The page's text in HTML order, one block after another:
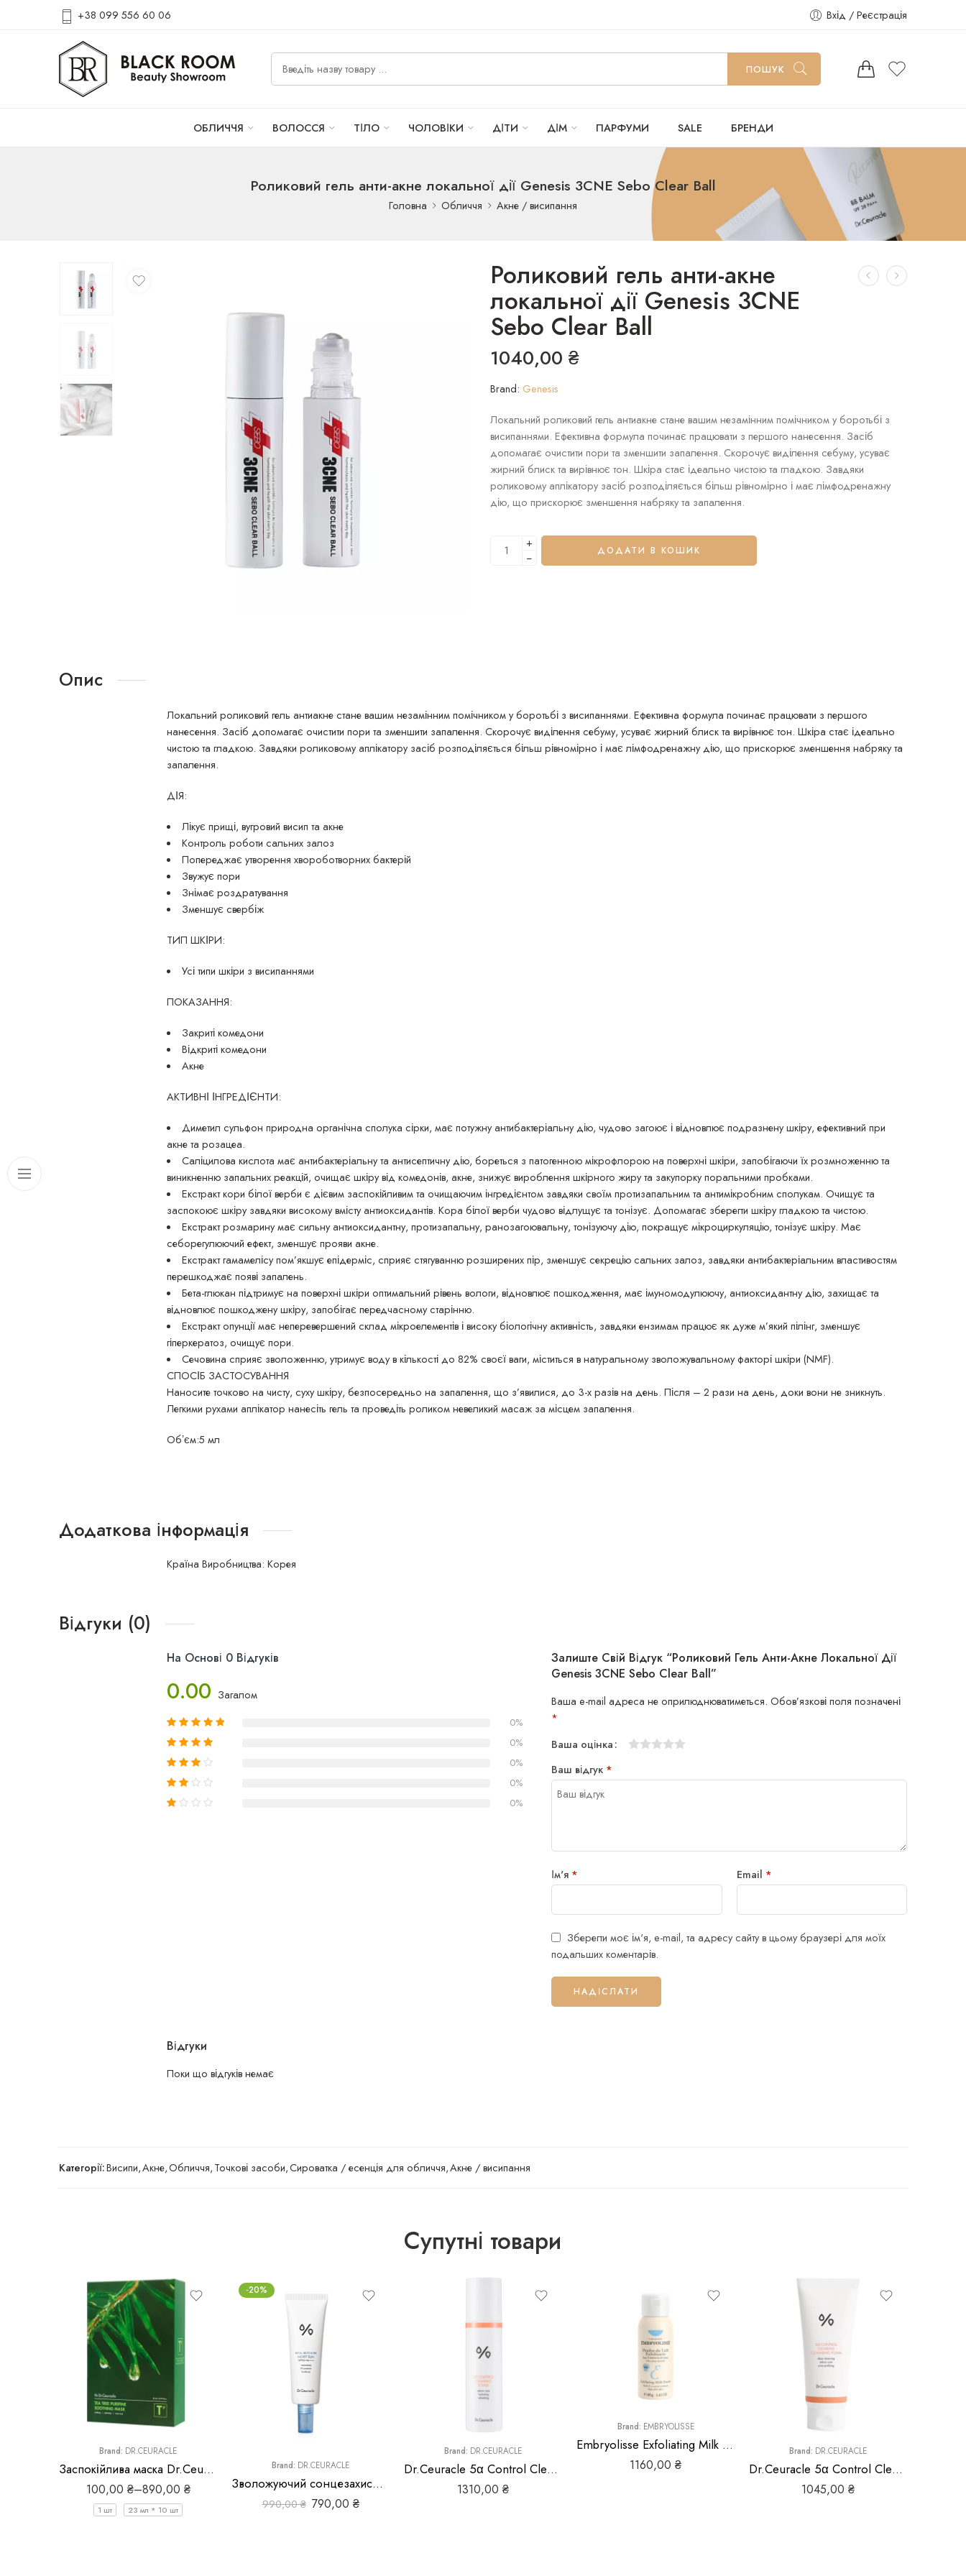
+38 099 556 60 06 Вхід / Реєстрація
ПОШУК
ОБЛИЧЧЯ ВОЛОССЯ ТІЛО ЧОЛОВІКИ ДІТИ ДІМ ПАРФУМИ SALE БРЕНДИ
Роликовий гель анти-акне локальної дії Genesis 3CNE Sebo Clear Ball
Головна Обличчя Акне / висипання
Роликовий гель анти-акне
локальної дії Genesis 3CNE
Sebo Clear Ball
1040,00 ₴
Brand: Genesis
Локальний роликовий гель антиакне стане вашим незамінним помічником у боротьбі з
висипаннями. Ефективна формула починає працювати з першого нанесення. Засіб
допомагає очистити пори та зменшити запалення. Скорочує виділення себуму, усуває
жирний блиск та вирівнює тон. Шкіра стає ідеально чистою та гладкою. Завдяки
роликовому аплікатору засіб розподіляється більш рівномірно і має лімфодренажну
дію, що прискорює зменшення набряку та запалення.
+
−
ДОДАТИ В КОШИК
Опис
Локальний роликовий гель антиакне стане вашим незамінним помічником у боротьбі з висипаннями. Ефективна формула починає працювати з першого
нанесення. Засіб допомагає очистити пори та зменшити запалення. Скорочує виділення себуму, усуває жирний блиск та вирівнює тон. Шкіра стає ідеально
чистою та гладкою. Завдяки роликовому аплікатору засіб розподіляється більш рівномірно і має лімфодренажну дію, що прискорює зменшення набряку та
запалення.
ДІЯ:
Лікує прищі, вугровий висип та акне
Контроль роботи сальних залоз
Попереджає утворення хвороботворних бактерій
Звужує пори
Знімає роздратування
Зменшує свербіж
ТИП ШКІРИ:
Усі типи шкіри з висипаннями
ПОКАЗАННЯ:
Закриті комедони
Відкриті комедони
Акне
АКТИВНІ ІНГРЕДІЄНТИ:
Диметил сульфон природна органічна сполука сірки, має потужну антибактеріальну дію, чудово загоює і відновлює подразнену шкіру, ефективний при
акне та розацеа.
Саліцилова кислота має антибактеріальну та антисептичну дію, бореться з патогенною мікрофлорою на поверхні шкіри, запобігаючи їх розмноженню та
виникненню запальних реакцій, очищає шкіру від комедонів, акне, знижує вироблення шкірного жиру та закупорку поральними пробками.
Екстракт кори білої верби є дієвим заспокійливим та очищаючим інгредієнтом завдяки своїм протизапальним та антимікробним сполукам. Очищує та
заспокоює шкіру завдяки високому вмісту антиоксидантів. Кора білої верби чудово відлущує та тонізує. Допомагає зберегти шкіру гладкою та чистою.
Екстракт розмарину має сильну антиоксидантну, протизапальну, ранозагоювальну, тонізуючу дію, покращує мікроциркуляцію, тонізує шкіру. Має
себорегулюючий ефект, зменшує прояви акне.
Екстракт гамамелісу пом’якшує епідерміс, сприяє стягуванню розширених пір, зменшує секрецію сальних залоз, завдяки антибактеріальним властивостям
перешкоджає появі запалень.
Бета-глюкан підтримує на поверхні шкіри оптимальний рівень вологи, відновлює пошкодження, має імуномодулюючу, антиоксидантну дію, захищає та
відновлює пошкоджену шкіру, запобігає передчасному старінню.
Екстракт опунції має неперевершений склад мікроелементів і високу біологічну активність, завдяки ензимам працює як дуже м’який пілінг, зменшує
гіперкератоз, очищує пори.
Сечовина сприяє зволоженню, утримує воду в кількості до 82% своєї ваги, міститься в натуральному зволожувальному факторі шкіри (NMF).
СПОСІБ ЗАСТОСУВАННЯ
Наносите точково на чисту, суху шкіру, безпосередньо на запалення, що з’явилися, до 3-х разів на день. Після – 2 рази на день, доки вони не зникнуть.
Легкими рухами аплікатор нанесіть гель та проведіть роликом невеликий масаж за місцем запалення.
Обʼєм:5 мл
Додаткова інформація
Країна Виробництва: Корея
Відгуки (0)
На Основі 0 Відгуків
0.00 Загалом
0%
0%
0%
0%
0%
Залиште Свій Відгук “Роликовий Гель Анти-Акне Локальної Дії
Genesis 3CNE Sebo Clear Ball”
Ваша e-mail адреса не оприлюднюватиметься. Обов’язкові поля позначені
*
Ваша оцінка
Ваш відгук *
Ім'я * Email *
Зберегти моє ім'я, e-mail, та адресу сайту в цьому браузері для моїх
подальших коментарів.
Відгуки
Поки що відгуків немає
Категорії:Висипи,Акне,Обличчя,Точкові засоби,Сироватка / есенція для обличчя,Акне / висипання
Супутні товари
Brand: DR.CEURACLE
Заспокійлива маска Dr.Ceuracle Tea Tree Purifine Soothing Mask
100,00 ₴–890,00 ₴
1 шт 23 мл * 10 шт
-20%
Brand: DR.CEURACLE
Зволожуючий сонцезахисний крем Dr.Ceuracle Hyal Reyouth Moist Sun SPF 50+ / PA++++
990,00₴ 790,00 ₴
Brand: DR.CEURACLE
Dr.Ceuracle 5α Control Clearing Toner, 120 мл
1310,00 ₴
Brand: EMBRYOLISSE
Embryolisse Exfoliating Milk Powder – Очищувальна ензимна пудра
1160,00 ₴
Brand: DR.CEURACLE
Dr.Ceuracle 5α Control Clearing Cleansing Foam
1045,00 ₴